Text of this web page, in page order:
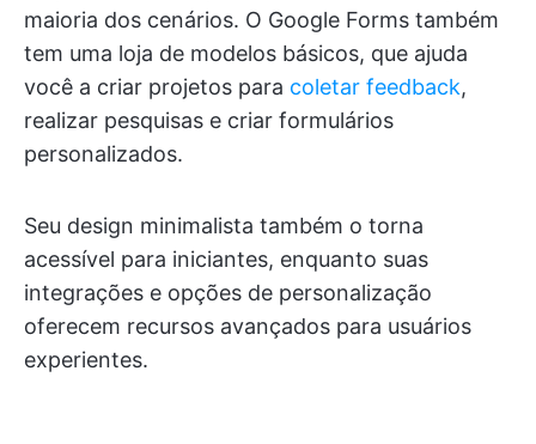
maioria dos cenários. O Google Forms também
tem uma loja de modelos básicos, que ajuda
você a criar projetos para coletar feedback,
realizar pesquisas e criar formulários
personalizados.
Seu design minimalista também o torna
acessível para iniciantes, enquanto suas
integrações e opções de personalização
oferecem recursos avançados para usuários
experientes.